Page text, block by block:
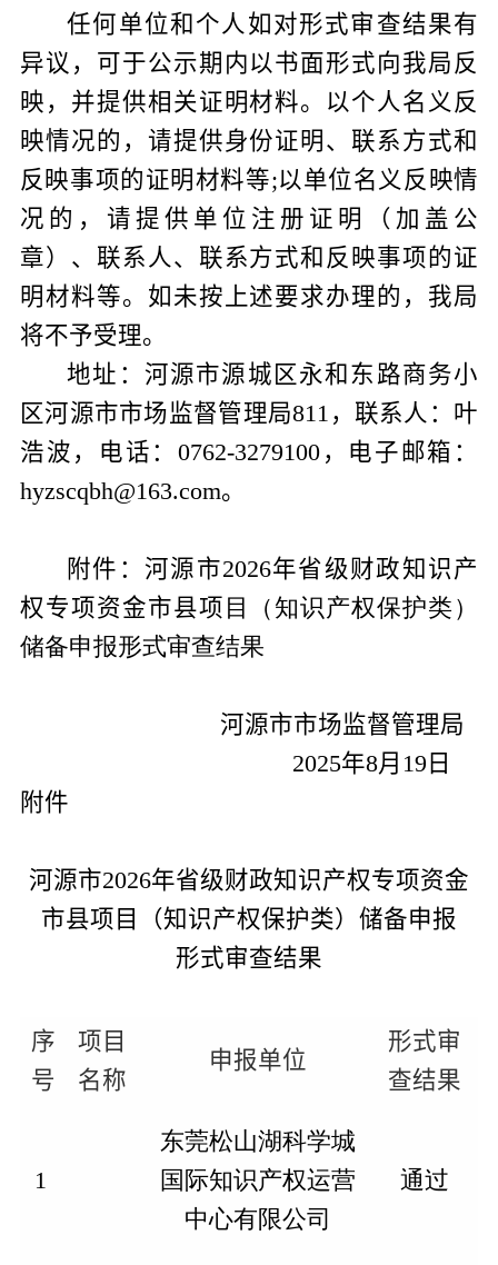
任何单位和个人如对形式审查结果有
异议，可于公示期内以书面形式向我局反
映，并提供相关证明材料。以个人名义反
映情况的，请提供身份证明、联系方式和
反映事项的证明材料等;以单位名义反映情
况的，请提供单位注册证明
（ 加盖公
章） 、联系人、联系方式和反映事项的证
明材料等。如未按上述要求办理的，我局
将不予受理。
地址：河源市源城区永和东路商务小
区河源市市场监督管理局811 ，联系人：叶
浩波，电话： 0762-3279100 ，电子邮箱：
hyzscqbh@163.com。
附件：河源市2026年省级财政知识产
权专项资金市县项 目（知识产权保护类）
储备申报形式审查结果
河源市市场监督管理局
2025年8月 19 日
附件
河源市2026年省级财政知识产权专项资金
市县项目（知识产权保护类）储备申报
形式审查结果
序
号
项目
名称
申报单位
形式审
查结果
1
东莞松山湖科学城
国际知识产权运营
中心有限公司
通过